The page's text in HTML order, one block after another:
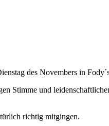
des Novembers in
Stimme und
richtig mitgingen.